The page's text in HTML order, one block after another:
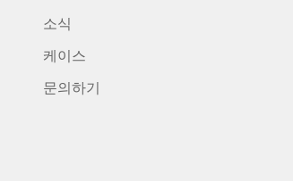
소식
케이스
문의하기